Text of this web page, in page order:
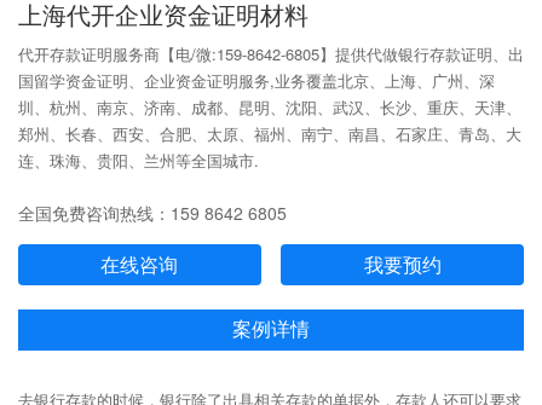
上海代开企业资金证明材料
代开存款证明服务商【电/微:159-8642-6805】提供代做银行存款证明、出
国留学资金证明、企业资金证明服务,业务覆盖北京、上海、广州、深
圳、杭州、南京、济南、成都、昆明、沈阳、武汉、长沙、重庆、天津、
郑州、长春、西安、合肥、太原、福州、南宁、南昌、石家庄、青岛、大
连、珠海、贵阳、兰州等全国城市.
全国免费咨询热线：159 8642 6805
在线咨询 我要预约
案例详情
去银行存款的时候，银行除了出具相关存款的单据外，存款人还可以要求